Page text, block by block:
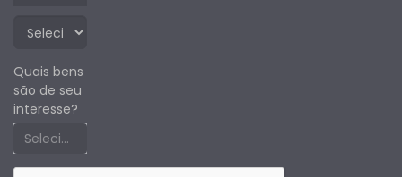
Quais bens
são de seu
interesse?
Selecione um estado primeiro